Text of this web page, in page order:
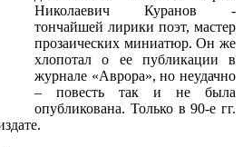
Николаевич Куранов -
тончайшей лирики поэт, мастер
прозаических миниатюр. Он же
хлопотал о ее публикации в
журнале «Аврора», но неудачно
– повесть так и не была
опубликована. Только в 90-е гг.